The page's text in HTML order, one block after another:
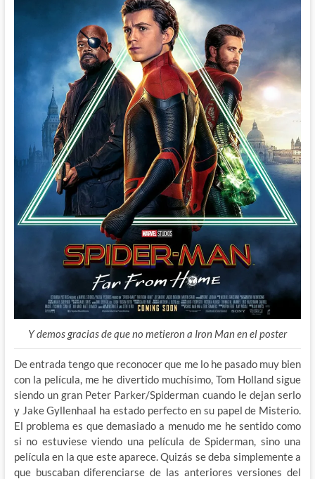
Y demos gracias de que no metieron a Iron Man en el poster
De entrada tengo que reconocer que me lo he pasado muy bien
con la película, me he divertido muchísimo, Tom Holland sigue
siendo un gran Peter Parker/Spiderman cuando le dejan serlo
y Jake Gyllenhaal ha estado perfecto en su papel de Misterio.
El problema es que demasiado a menudo me he sentido como
si no estuviese viendo una película de Spiderman, sino una
película en la que este aparece. Quizás se deba simplemente a
que buscaban diferenciarse de las anteriores versiones del